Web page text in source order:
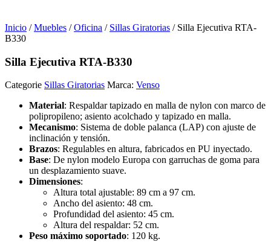
Inicio /Muebles /Oficina / Sillas Giratorias / Silla Ejecutiva RTA-
B330
Silla Ejecutiva RTA-B330
Categorie Sillas Giratorias Marca: Venso
Material: Respaldar tapizado en malla de nylon con marco de
polipropileno; asiento acolchado y tapizado en malla.
Mecanismo: Sistema de doble palanca (LAP) con ajuste de
inclinación y tensión.
Brazos: Regulables en altura, fabricados en PU inyectado.
Base: De nylon modelo Europa con garruchas de goma para
un desplazamiento suave.
Dimensiones:
Altura total ajustable: 89 cm a 97 cm.
Ancho del asiento: 48 cm.
Profundidad del asiento: 45 cm.
Altura del respaldar: 52 cm.
Peso máximo soportado: 120 kg.